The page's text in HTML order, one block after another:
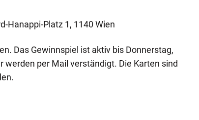
Hanappi-Platz 1, 1140 Wien
Das Gewinnspiel ist aktiv bis Donnerstag,
werden per Mail verständigt. Die Karten sind